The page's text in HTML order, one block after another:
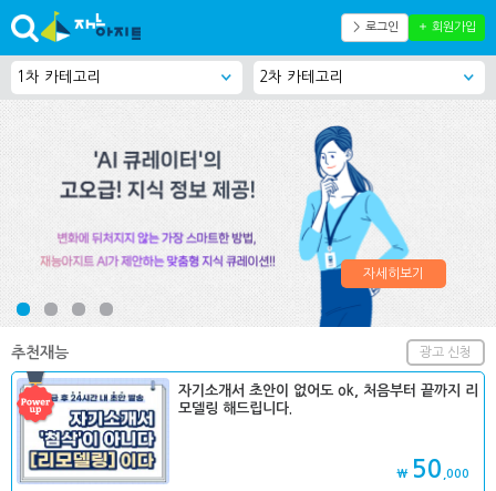
＞ 로그인 ＋ 회원가입
자세히보기
광고 신청
추천재능
자기소개서 초안이 없어도 ok, 처음부터 끝까지 리
모델링 해드립니다.
₩ 50 ,000